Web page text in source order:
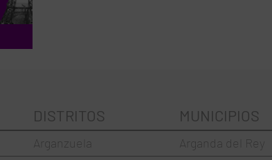
DISTRITOS
Arganzuela
MUNICIPIOS
Arganda del Rey